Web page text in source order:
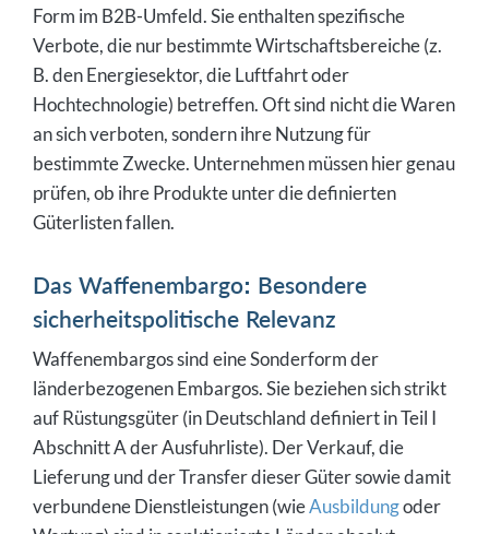
Form im B2B-Umfeld. Sie enthalten spezifische
Verbote, die nur bestimmte Wirtschaftsbereiche (z.
B. den Energiesektor, die Luftfahrt oder
Hochtechnologie) betreffen. Oft sind nicht die Waren
an sich verboten, sondern ihre Nutzung für
bestimmte Zwecke. Unternehmen müssen hier genau
prüfen, ob ihre Produkte unter die definierten
Güterlisten fallen.
Das Waffenembargo: Besondere
sicherheitspolitische Relevanz
Waffenembargos sind eine Sonderform der
länderbezogenen Embargos. Sie beziehen sich strikt
auf Rüstungsgüter (in Deutschland definiert in Teil I
Abschnitt A der Ausfuhrliste). Der Verkauf, die
Lieferung und der Transfer dieser Güter sowie damit
verbundene Dienstleistungen (wieAusbildungoder